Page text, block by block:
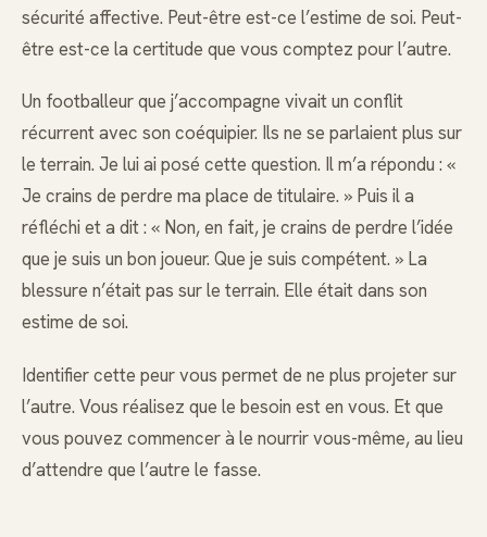
sécurité affective. Peut-être est-ce l’estime de soi. Peut-
être est-ce la certitude que vous comptez pour l’autre.
Un footballeur que j’accompagne vivait un conflit
récurrent avec son coéquipier. Ils ne se parlaient plus sur
le terrain. Je lui ai posé cette question. Il m’a répondu : «
Je crains de perdre ma place de titulaire. » Puis il a
réfléchi et a dit : « Non, en fait, je crains de perdre l’idée
que je suis un bon joueur. Que je suis compétent. » La
blessure n’était pas sur le terrain. Elle était dans son
estime de soi.
Identifier cette peur vous permet de ne plus projeter sur
l’autre. Vous réalisez que le besoin est en vous. Et que
vous pouvez commencer à le nourrir vous-même, au lieu
d’attendre que l’autre le fasse.